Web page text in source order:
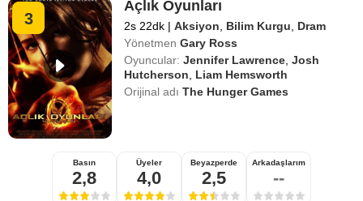
3
Açlık Oyunları
2s 22dk | Aksiyon Bilim Kurgu
Dram
Yönetmen Gary Ross
Oyuncular: Jennifer Lawrence ,Josh
Hutcherson
Liam Hemsworth
Orijinal adıThe Hunger Games
Basın
2,8
Üyeler
4,0
Beyazperde
2,5
Arkadaşlarım
--